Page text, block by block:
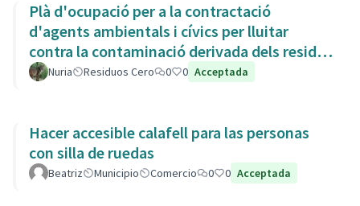
Plà d'ocupació per a la contractació
d'agents ambientals i cívics per lluitar
contra la contaminació derivada dels residus
de la Còvid-19
Nuria Residuos Cero 0 0 Acceptada
Hacer accesible calafell para las personas
con silla de ruedas
Beatriz Municipio Comercio 0 0 Acceptada